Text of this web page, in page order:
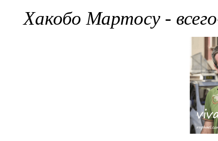
Хакобо Мартосу -